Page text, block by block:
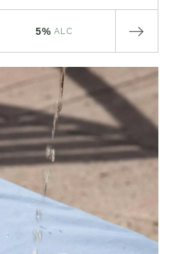
5% ALC